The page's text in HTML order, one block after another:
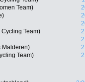
Team)
Team)
Malderen)
Team)